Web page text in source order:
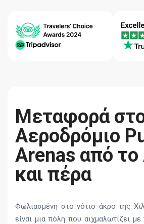
Κέντρο
Εγγύηση
Μεταφορά
Αεροδρόμιο
Arenas από
και πέρα
Φωλιασμένη στο νότιο άκρο της
είναι μια πόλη που αιχμαλωτίζει